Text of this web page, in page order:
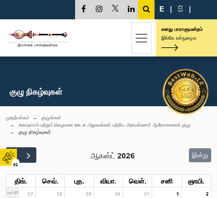
02
E | සි |
எனது பாராளுமன்றம்
இங்கே உள்நுழைக
குழு நிகழ்வுகள்
முதற்பக்கம்
குழுக்கள்
சுகாதாரம் மற்றும் வெகுசன ஊடக அலுவல்கள் பற்றிய அமைச்சுசார் ஆலோசனைக் குழு
குழு நிகழ்வுகள்
ஆகஸ்ட் 2026 இன்று
திங். செவ். புத. வியா. வெள். சனி ஞாயி.
வாரம்31 27 28 29 30 31 1 2